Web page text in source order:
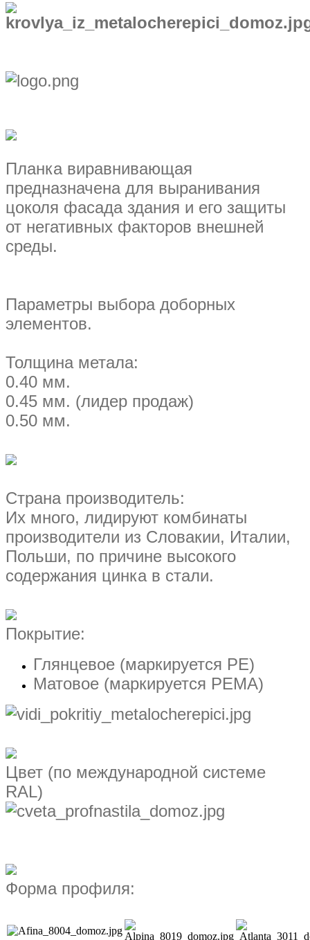
Планка виравнивающая
предназначена для выранивания
цоколя фасада здания и его защиты
от негативных факторов внешней
среды.
Параметры выбора доборных
элементов.
Толщина метала:
0.40 мм.
0.45 мм. (лидер продаж)
0.50 мм.
Страна производитель:
Их много, лидируют комбинаты
производители из Словакии, Италии,
Польши, по причине высокого
содержания цинка в стали.
Покрытие:
Глянцевое (маркируется РЕ)
Матовое (маркируется РЕМА)
Цвет (по международной системе
RAL)
Форма профиля: